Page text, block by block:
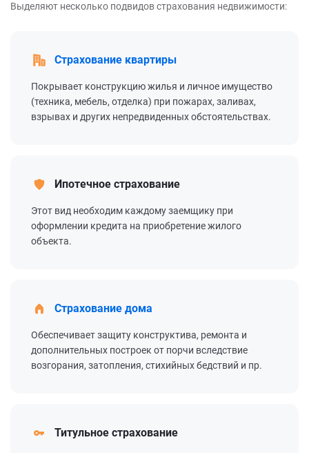
Выделяют несколько подвидов страхования недвижимости:
Страхование квартиры
Покрывает конструкцию жилья и личное имущество
(техника, мебель, отделка) при пожарах, заливах,
взрывах и других непредвиденных обстоятельствах.
Ипотечное страхование
Этот вид необходим каждому заемщику при
оформлении кредита на приобретение жилого
объекта.
Страхование дома
Обеспечивает защиту конструктива, ремонта и
дополнительных построек от порчи вследствие
возгорания, затопления, стихийных бедствий и пр.
Титульное страхование